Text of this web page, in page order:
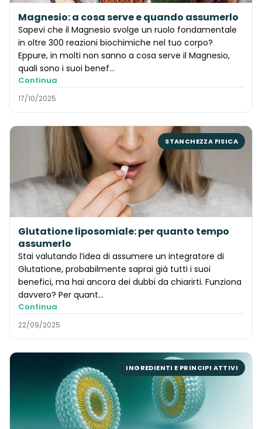
Magnesio: a cosa serve e quando assumerlo
Sapevi che il Magnesio svolge un ruolo fondamentale
in oltre 300 reazioni biochimiche nel tuo corpo?
Eppure, in molti non sanno a cosa serve il Magnesio,
quali sono i suoi benef…
Continua
17/10/2025
STANCHEZZA FISICA
Glutatione liposomiale: per quanto tempo
assumerlo
Stai valutando l’idea di assumere un integratore di
Glutatione, probabilmente saprai già tutti i suoi
benefici, ma hai ancora dei dubbi da chiarirti. Funziona
davvero? Per quant…
Continua
22/09/2025
INGREDIENTI E PRINCIPI ATTIVI